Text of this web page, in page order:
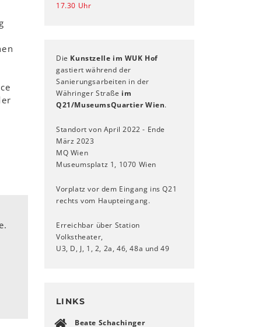
17.30 Uhr
Die Kunstzelle im WUK Hof
gastiert während der
Sanierungsarbeiten in der
Währinger Straße im
Q21/MuseumsQuartier Wien.
Standort von April 2022 - Ende
März 2023
MQ Wien
Museumsplatz 1, 1070 Wien
Vorplatz vor dem Eingang ins Q21
rechts vom Haupteingang.
Erreichbar über Station
Volkstheater,
U3, D, J, 1, 2, 2a, 46, 48a und 49
LINKS
Beate Schachinger